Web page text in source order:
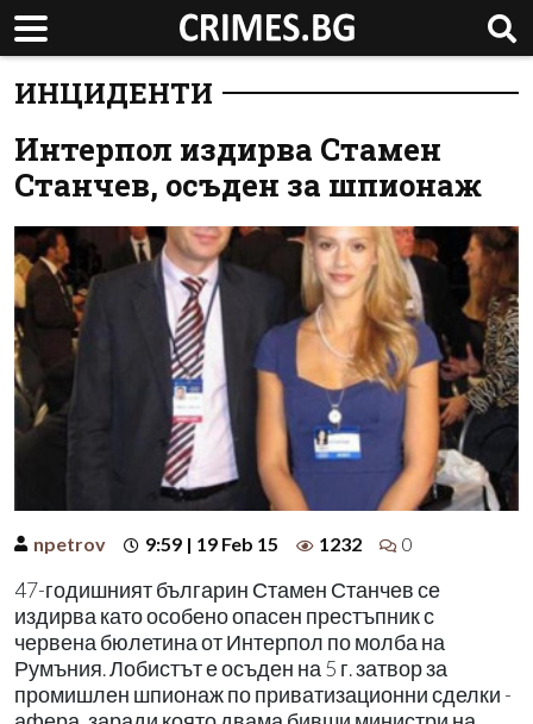
ИНЦИДЕНТИ
Интерпол издирва Стамен
Станчев, осъден за шпионаж
npetrov 9:59 | 19 Feb 15 1232 0
47-годишният българин Стамен Станчев се
издирва като особено опасен престъпник с
червена бюлетина от Интерпол по молба на
Румъния. Лобистът е осъден на 5 г. затвор за
промишлен шпионаж по приватизационни сделки -